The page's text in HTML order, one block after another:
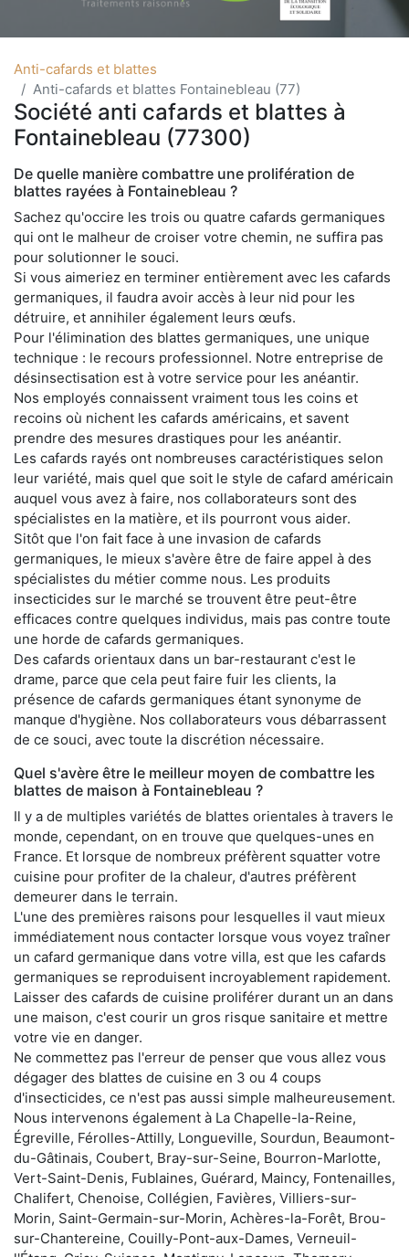
Anti-cafards et blattes
Anti-cafards et blattes Fontainebleau (77)
Société anti cafards et blattes à
Fontainebleau (77300)
De quelle manière combattre une prolifération de
blattes rayées à Fontainebleau ?
Sachez qu'occire les trois ou quatre cafards germaniques
qui ont le malheur de croiser votre chemin, ne suffira pas
pour solutionner le souci.
Si vous aimeriez en terminer entièrement avec les cafards
germaniques, il faudra avoir accès à leur nid pour les
détruire, et annihiler également leurs œufs.
Pour l'élimination des blattes germaniques, une unique
technique : le recours professionnel. Notre entreprise de
désinsectisation est à votre service pour les anéantir.
Nos employés connaissent vraiment tous les coins et
recoins où nichent les cafards américains, et savent
prendre des mesures drastiques pour les anéantir.
Les cafards rayés ont nombreuses caractéristiques selon
leur variété, mais quel que soit le style de cafard américain
auquel vous avez à faire, nos collaborateurs sont des
spécialistes en la matière, et ils pourront vous aider.
Sitôt que l'on fait face à une invasion de cafards
germaniques, le mieux s'avère être de faire appel à des
spécialistes du métier comme nous. Les produits
insecticides sur le marché se trouvent être peut-être
efficaces contre quelques individus, mais pas contre toute
une horde de cafards germaniques.
Des cafards orientaux dans un bar-restaurant c'est le
drame, parce que cela peut faire fuir les clients, la
présence de cafards germaniques étant synonyme de
manque d'hygiène. Nos collaborateurs vous débarrassent
de ce souci, avec toute la discrétion nécessaire.
Quel s'avère être le meilleur moyen de combattre les
blattes de maison à Fontainebleau ?
Il y a de multiples variétés de blattes orientales à travers le
monde, cependant, on en trouve que quelques-unes en
France. Et lorsque de nombreux préfèrent squatter votre
cuisine pour profiter de la chaleur, d'autres préfèrent
demeurer dans le terrain.
L'une des premières raisons pour lesquelles il vaut mieux
immédiatement nous contacter lorsque vous voyez traîner
un cafard germanique dans votre villa, est que les cafards
germaniques se reproduisent incroyablement rapidement.
Laisser des cafards de cuisine proliférer durant un an dans
une maison, c'est courir un gros risque sanitaire et mettre
votre vie en danger.
Ne commettez pas l'erreur de penser que vous allez vous
dégager des blattes de cuisine en 3 ou 4 coups
d'insecticides, ce n'est pas aussi simple malheureusement.
Nous intervenons également à La Chapelle-la-Reine,
Égreville, Férolles-Attilly, Longueville, Sourdun, Beaumont-
du-Gâtinais, Coubert, Bray-sur-Seine, Bourron-Marlotte,
Vert-Saint-Denis, Fublaines, Guérard, Maincy, Fontenailles,
Chalifert, Chenoise, Collégien, Favières, Villiers-sur-
Morin, Saint-Germain-sur-Morin, Achères-la-Forêt, Brou-
sur-Chantereine, Couilly-Pont-aux-Dames, Verneuil-